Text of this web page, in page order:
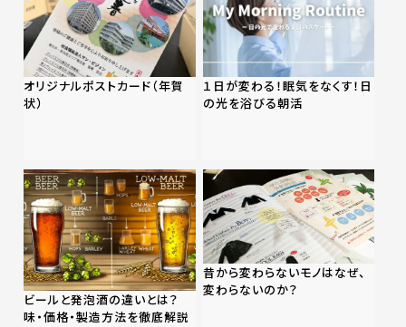
オリジナルポストカード（年賀
状）
１日が変わる！眠気をなくす！日
の光を浴びる朝活
ビールと発泡酒の違いとは？
味・価格・製造方法を徹底解説
昔から変わらないモノはなぜ、
変わらないのか？